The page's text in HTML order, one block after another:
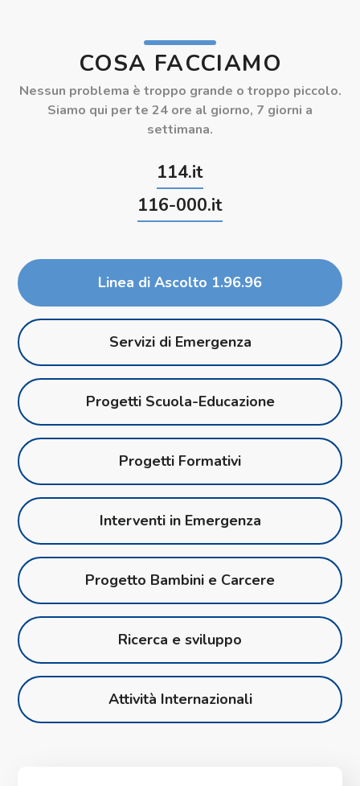
COSA FACCIAMO
Nessun problema è troppo grande o troppo piccolo.
Siamo qui per te 24 ore al giorno, 7 giorni a
settimana.
114.it
116-000.it
Linea di Ascolto 1.96.96
Servizi di Emergenza
Progetti Scuola-Educazione
Progetti Formativi
Interventi in Emergenza
Progetto Bambini e Carcere
Ricerca e sviluppo
Attività Internazionali